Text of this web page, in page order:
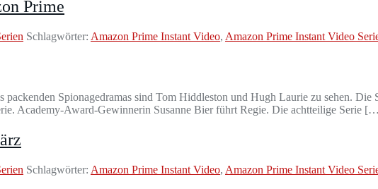
Prime
Schlagwörter: Amazon Prime Instant Video, Amazon Prime Instant Video
Spionagedramas sind Tom Hiddleston und Hugh Laurie zu sehen. Die
Academy-Award-Gewinnerin Susanne Bier führt Regie. Die achtteilige Serie
Schlagwörter: Amazon Prime Instant Video, Amazon Prime Instant Video